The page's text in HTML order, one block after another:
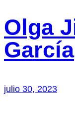
Olga
García
julio 30, 2023